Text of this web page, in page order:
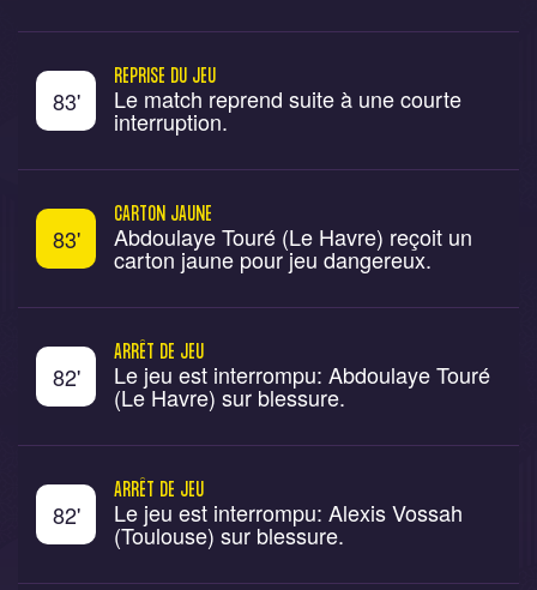
83'
REPRISE DU JEU
Le match reprend suite à une courte
interruption.
83'
CARTON JAUNE
Abdoulaye Touré (Le Havre) reçoit un
carton jaune pour jeu dangereux.
82'
ARRÊT DE JEU
Le jeu est interrompu: Abdoulaye Touré
(Le Havre) sur blessure.
82'
ARRÊT DE JEU
Le jeu est interrompu: Alexis Vossah
(Toulouse) sur blessure.